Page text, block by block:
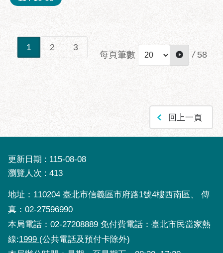
1 2 3
每頁筆數 / 58
回上一頁
更新日期
115-08-08
瀏覽人次
413
地址：110204 臺北市信義區市府路1號4樓西南區、 傳
真：02-27596990
本局電話：02-27208889 免付費電話：臺北市民當家熱
線:1999 (公共電話及預付卡除外)